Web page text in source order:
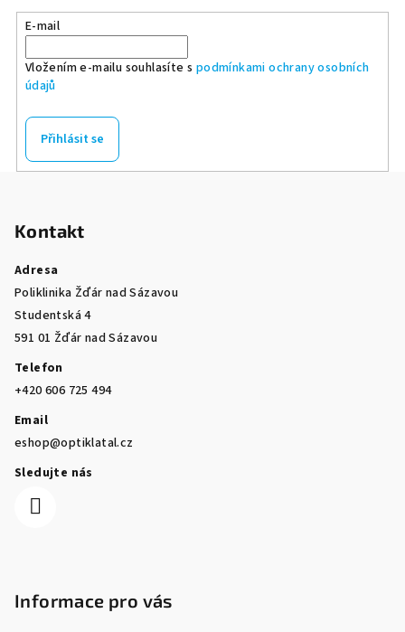
E-mail
Vložením e-mailu souhlasíte s podmínkami ochrany osobních
údajů
Přihlásit se
Kontakt
Adresa
Poliklinika Žďár nad Sázavou
Studentská 4
591 01 Žďár nad Sázavou
Telefon
+420 606 725 494
Email
eshop@optiklatal.cz
Sledujte nás
Informace pro vás